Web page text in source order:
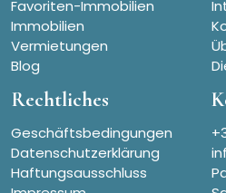
Favoriten-Immobilien
Immobilien
Vermietungen
Blog
Rechtliches
Geschäftsbedingungen
Datenschutzerklärung
Haftungsausschluss